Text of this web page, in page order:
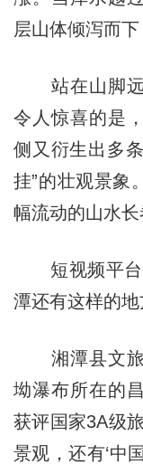
层山体倾泻而下
站在山脚远
令人惊喜的是
侧又衍生出多
挂”的壮观景象
幅流动的山水长
短视频平台
潭还有这样的地
湘潭县文旅
坳瀑布所在的
获评国家3A级
景观，还有‘中